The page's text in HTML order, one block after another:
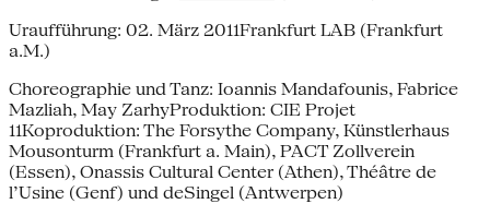
Uraufführung: 02. März 2011Frankfurt LAB (Frankfurt
a.M.)
Choreographie und Tanz: Ioannis Mandafounis, Fabrice
Mazliah, May ZarhyProduktion: CIE Projet
11Koproduktion: The Forsythe Company, Künstlerhaus
Mousonturm (Frankfurt a. Main), PACT Zollverein
(Essen), Onassis Cultural Center (Athen), Théâtre de
l’Usine (Genf) und deSingel (Antwerpen)